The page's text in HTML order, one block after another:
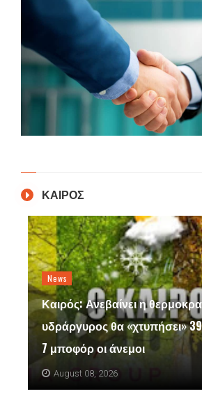
ΚΑΙΡΟΣ
News
Καιρός: Ανεβαίνει η
υδράργυρος θα «χτυπήσει»
7 μποφόρ οι άνεμοι
August 08, 2026